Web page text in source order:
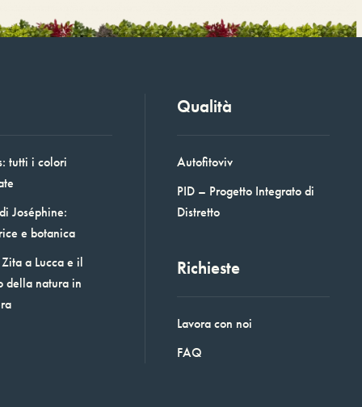
tutti i colori
Joséphine:
e botanica
a Lucca e il
della natura in
Qualità
Autofitoviv
PID – Progetto Integrato di
Distretto
Richieste
Lavora con noi
FAQ